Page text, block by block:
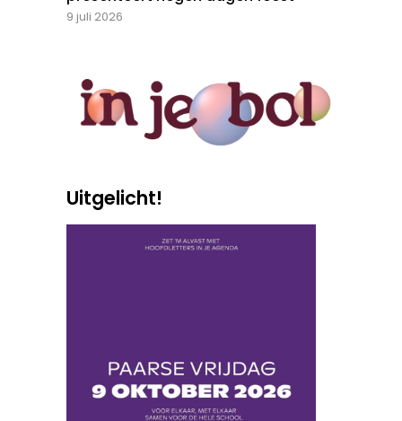
9 juli 2026
Uitgelicht!